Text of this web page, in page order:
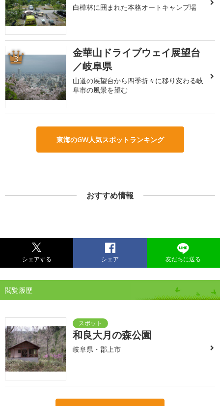
白樺林に囲まれた本格オートキャンプ場
3
金華山ドライブウェイ展望台
／岐阜県
山道の展望台から四季折々に移り変わる岐
阜市の風景を望む
東海のGW人気スポットランキング
おすすめ情報
シェアする シェア 友だちに送る
閲覧履歴
和良大月の森公園
岐阜県・郡上市